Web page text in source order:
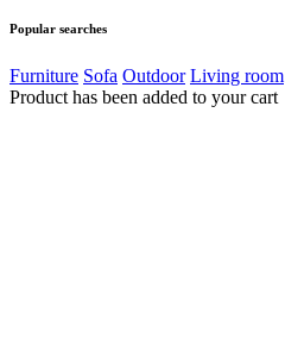
Popular searches
Furniture Sofa Outdoor Living room
Product has been added to your cart